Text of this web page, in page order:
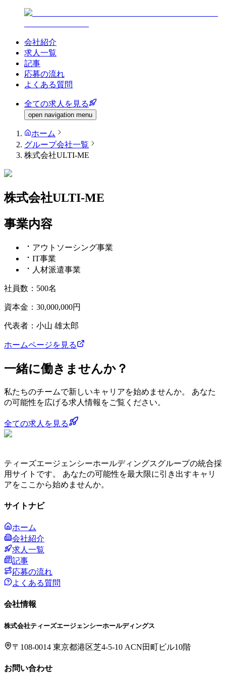
会社紹介
求人一覧
記事
応募の流れ
よくある質問
全ての求人を見る
open navigation menu
ホーム
グループ会社一覧
株式会社ULTI-ME
株式会社ULTI-ME
事業内容
アウトソーシング事業
IT事業
人材派遣事業
社員数：500名
資本金：30,000,000円
代表者：小山 雄太郎
ホームページを見る
一緒に働きませんか？
私たちのチームで新しいキャリアを始めませんか。 あなた
の可能性を広げる求人情報をご覧ください。
全ての求人を見る
ティーズエージェンシーホールディングスグループの統合採
用サイトです。 あなたの可能性を最大限に引き出すキャリ
アをここから始めませんか。
サイトナビ
ホーム
会社紹介
求人一覧
記事
応募の流れ
よくある質問
会社情報
株式会社ティーズエージェンシーホールディングス
〒108-0014 東京都港区芝4-5-10 ACN田町ビル10階
お問い合わせ